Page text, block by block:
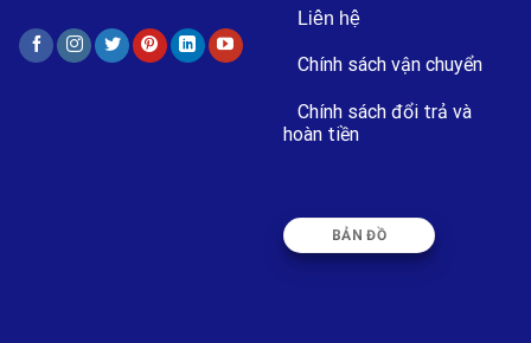
Liên hệ
Chính sách vận chuyển
Chính sách đổi trả và
hoàn tiền
BẢN ĐỒ